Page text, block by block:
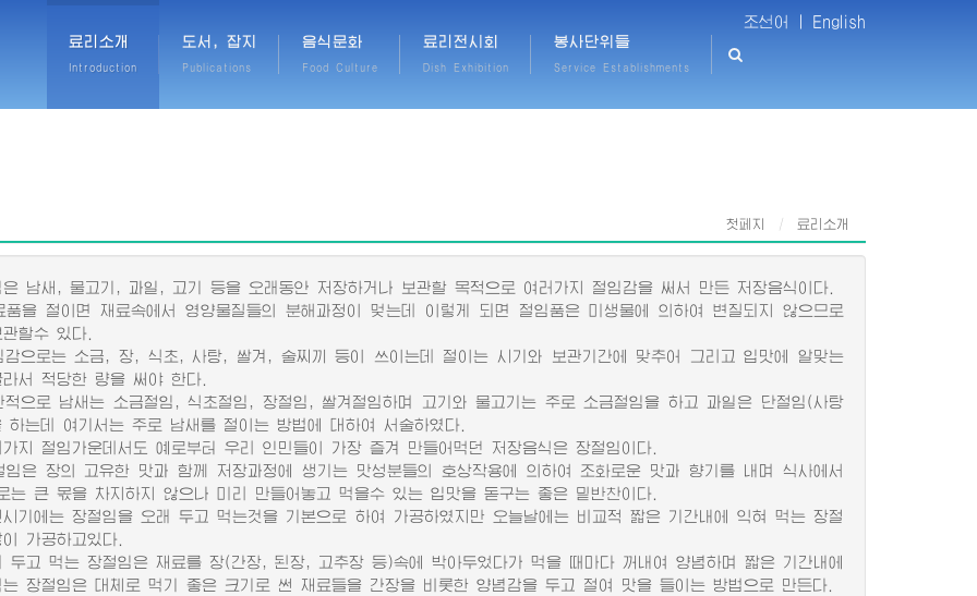
조선어 | English
료리소개
Introduction
도서, 잡지
Publications
음식문화
Food Culture
료리전시회
Dish Exhibition
봉사단위들
Service Establishments
첫페지 료리소개
남새, 물고기, 과일, 고기 등을 오래동안 저장하거나 보관할 목적으로 여러가지 절임감을 써서 만든 저장음식이다.
절이면 재료속에서 영양물질들의 분해과정이 멎는데 이렇게 되면 절임품은 미생물에 의하여 변질되지 않으므로
할수 있다.
로는 소금, 장, 식초, 사탕, 쌀겨, 술찌끼 등이 쓰이는데 절이는 시기와 보관기간에 맞추어 그리고 입맛에 알맞는
서 적당한 량을 써야 한다.
로 남새는 소금절임, 식초절임, 장절임, 쌀겨절임하며 고기와 물고기는 주로 소금절임을 하고 과일은 단절임(사탕
하는데 여기서는 주로 남새를 절이는 방법에 대하여 서술하였다.
절임가운데서도 예로부터 우리 인민들이 가장 즐겨 만들어먹던 저장음식은 장절임이다.
장의 고유한 맛과 함께 저장과정에 생기는 맛성분들의 호상작용에 의하여 조화로운 맛과 향기를 내며 식사에서
는 큰 몫을 차지하지 않으나 미리 만들어놓고 먹을수 있는 입맛을 돋구는 좋은 밑반찬이다.
에는 장절임을 오래 두고 먹는것을 기본으로 하여 가공하였지만 오늘날에는 비교적 짧은 기간내에 익혀 먹는 장절
가공하고있다.
고 먹는 장절임은 재료를 장(간장, 된장, 고추장 등)속에 박아두었다가 먹을 때마다 꺼내여 양념하며 짧은 기간내에
장절임은 대체로 먹기 좋은 크기로 썬 재료들을 간장을 비롯한 양념감을 두고 절여 맛을 들이는 방법으로 만든다.